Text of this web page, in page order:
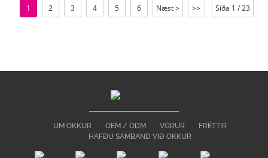
1 2 3 4 5 6 Næst > >> Síða 1 / 23
UM OKKUR OEM / ODM VÖRUR
FRÉTTIR
HAFÐU SAMBAND VIÐ OKKUR